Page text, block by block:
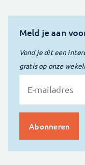
Meld je aan
Vond je dit een
gratis op onze